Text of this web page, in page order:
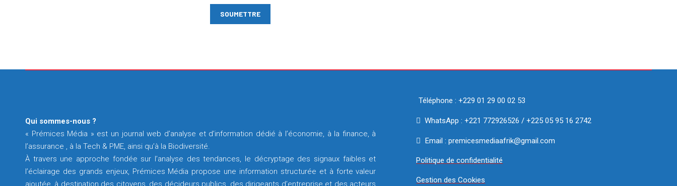
Qui sommes-nous ?
« Prémices Média » est un journal web d’analyse et d’information dédié à l’économie, à la finance, à
l’assurance , à la Tech & PME, ainsi qu’à la Biodiversité.
À travers une approche fondée sur l’analyse des tendances, le décryptage des signaux faibles et
l’éclairage des grands enjeux, Prémices Média propose une information structurée et à forte valeur
ajoutée, à destination des citoyens, des décideurs publics, des dirigeants d’entreprise et des acteurs
Téléphone : +229 01 29 00 02 53
WhatsApp : +221 772926526 / +225 05 95 16 2742
Email : premicesmediaafrik@gmail.com
Politique de confidentialité
Gestion des Cookies